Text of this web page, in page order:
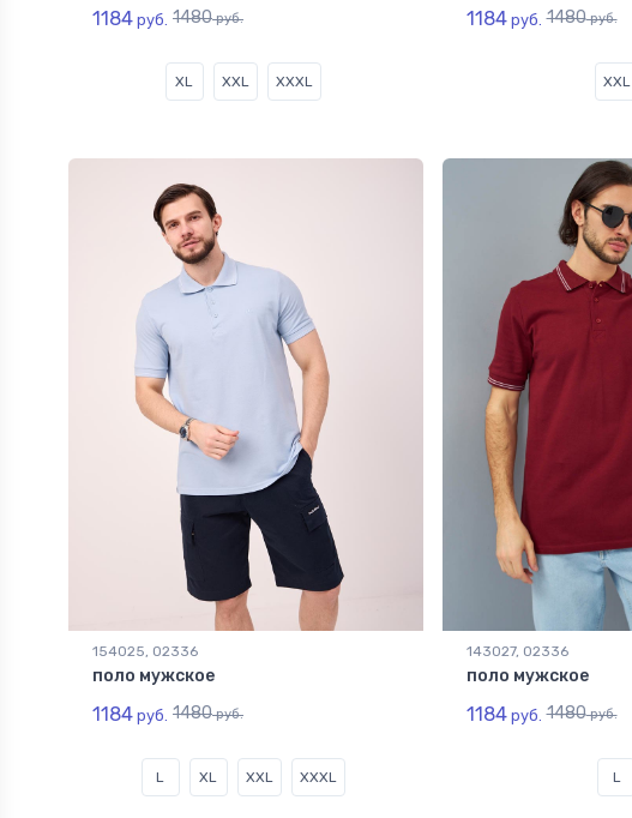
1184 руб. 1480руб.
XL XXL XXXL
1184руб. 1480руб.
XXL
154025, 02336
поло мужское
1184 руб. 1480руб.
L XL XXL XXXL
143027, 02336
поло мужское
1184руб. 1480руб.
L